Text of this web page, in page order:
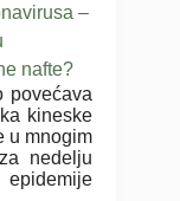
–
nafte?
povećava
kineske
u mnogim
nedelju